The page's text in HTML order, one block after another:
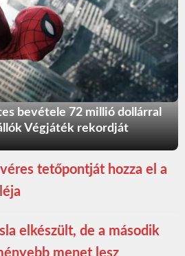
bevétele 72 millió dollárral
Végjáték rekordját
tetőpontját hozza el a
elkészült, de a második